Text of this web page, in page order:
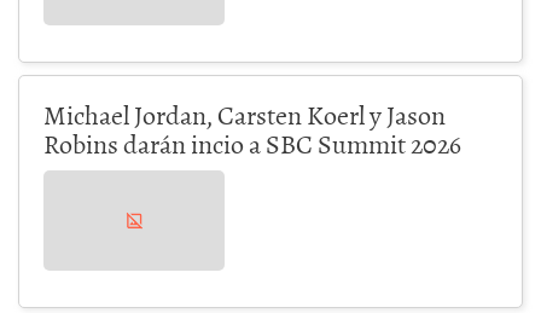
Michael Jordan, Carsten Koerl y Jason
Robins darán incio a SBC Summit 2026